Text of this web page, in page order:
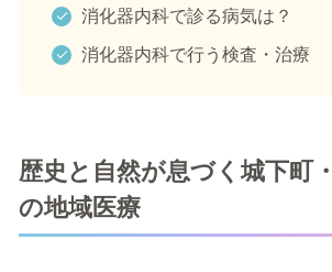
消化器内科で診る病気は？
消化器内科で行う検査・治療
歴史と自然が息づく城下町
の地域医療